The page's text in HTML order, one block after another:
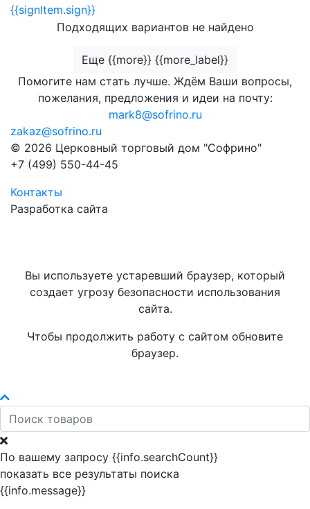
{{signItem.sign}}
Подходящих вариантов не найдено
Еще {{more}} {{more_label}}
Помогите нам стать лучше. Ждём Ваши вопросы,
пожелания, предложения и идеи на почту:
mark8@sofrino.ru
zakaz@sofrino.ru
© 2026 Церковный торговый дом "Софрино"
+7 (499) 550-44-45
Контакты
Разработка сайта
Вы используете устаревший браузер, который
создает угрозу безопасности использования
сайта.
Чтобы продолжить работу с сайтом обновите
браузер.
По вашему запросу {{info.searchCount}}
показать все результаты поиска
{{info.message}}